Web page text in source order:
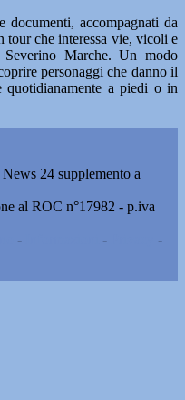
documenti, accompagnati da
che interessa vie, vicoli e
Marche. Un modo
personaggi che danno il
quotidianamente a piedi o in
24 supplemento a
al ROC n°17982 - p.iva
- -
-